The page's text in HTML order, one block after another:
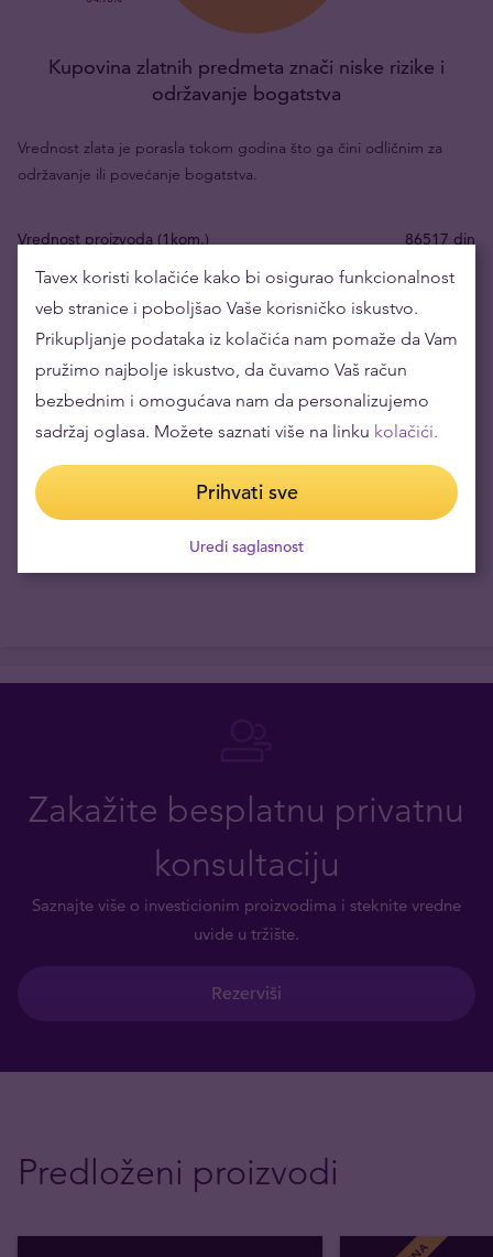
Kupovina zlatnih predmeta znači niske rizike i
održavanje bogatstva
Vrednost zlata je porasla tokom godina što ga čini odličnim za
održavanje ili povećanje bogatstva.
Vrednost proizvoda (1kom.) 86517 din
Otkupna cena 81490 din
Vaš rizik sada 5027 din
Činjenica:cena zlata u RSD je porasla za 110.37% u poslednjih 3
godina. Najniža cena je bila 200613 RSD/oz, a najviša 549303
Zakažite besplatnu privatnu
konsultaciju
Saznajte više o investicionim proizvodima i steknite vredne
uvide u tržište.
Rezerviši
Predloženi proizvodi
Tavex koristi kolačiće kako bi osigurao funkcionalnost
veb stranice i poboljšao Vaše korisničko iskustvo.
Prikupljanje podataka iz kolačića nam pomaže da Vam
pružimo najbolje iskustvo, da čuvamo Vaš račun
bezbednim i omogućava nam da personalizujemo
sadržaj oglasa. Možete saznati više na linku kolačići.
Prihvati sve
Uredi saglasnost